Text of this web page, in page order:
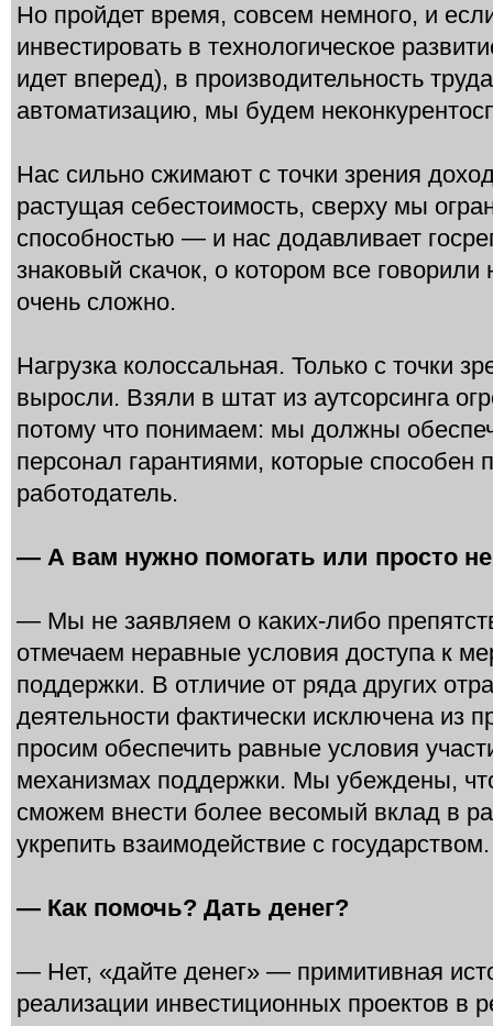
Но пройдет время, совсем немного, и
инвестировать в технологическое
идет вперед), в производительность
автоматизацию, мы будем
Нас сильно сжимают с точки зрения
растущая себестоимость, сверху мы
способностью — и нас додавливает
знаковый скачок, о котором все
очень сложно.
Нагрузка колоссальная. Только с точки
выросли. Взяли в штат из аутсорсинга
потому что понимаем: мы должны
персонал гарантиями, которые способен
работодатель.
— А вам нужно помогать или просто
— Мы не заявляем о каких‑либо
отмечаем неравные условия доступа к
поддержки. В отличие от ряда других
деятельности фактически исключена из
просим обеспечить равные условия
механизмах поддержки. Мы убеждены,
сможем внести более весомый вклад в
укрепить взаимодействие с государством.
— Как помочь? Дать денег?
— Нет, «дайте денег» — примитивная
реализации инвестиционных проектов в